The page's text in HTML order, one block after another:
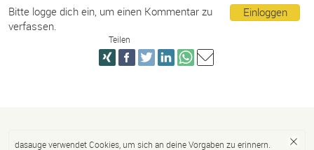
Einloggen
Bitte logge dich ein, um einen Kommentar zu
verfassen.
Teilen
dasauge verwendet Cookies, um sich an deine Vorgaben zu erinnern.